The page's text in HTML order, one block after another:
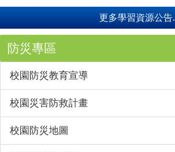
更多學習資源公告.
防災專區
校園防災教育宣導
校園災害防救計畫
校園防災地圖